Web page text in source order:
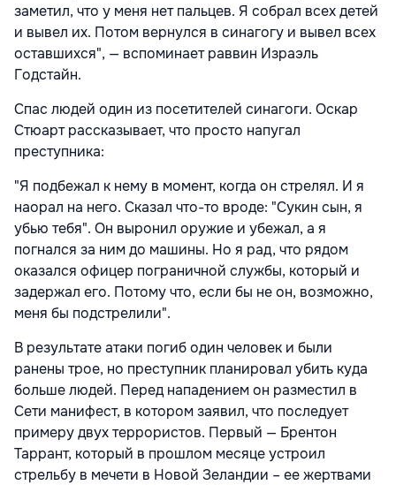
заметил, что у меня нет пальцев. Я собрал всех детей
и вывел их. Потом вернулся в синагогу и вывел всех
оставшихся", — вспоминает раввин Израэль
Годстайн.
Спас людей один из посетителей синагоги. Оскар
Стюарт рассказывает, что просто напугал
преступника:
"Я подбежал к нему в момент, когда он стрелял. И я
наорал на него. Сказал что-то вроде: "Сукин сын, я
убью тебя". Он выронил оружие и убежал, а я
погнался за ним до машины. Но я рад, что рядом
оказался офицер пограничной службы, который и
задержал его. Потому что, если бы не он, возможно,
меня бы подстрелили".
В результате атаки погиб один человек и были
ранены трое, но преступник планировал убить куда
больше людей. Перед нападением он разместил в
Сети манифест, в котором заявил, что последует
примеру двух террористов. Первый — Брентон
Таррант, который в прошлом месяце устроил
стрельбу в мечети в Новой Зеландии – ее жертвами